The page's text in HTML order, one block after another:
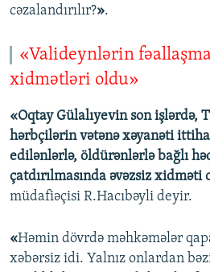
cəzalandırılır?».
«Valideynlərin
xidmətləri oldu»
«Oqtay Gülalıyevin son işlərdə,
hərbçilərin vətənə xəyanəti
edilənlərlə, öldürənlərlə bağlı
çatdırılmasında əvəzsiz xidməti
müdafiəçisi R.Hacıbəyli deyir.
«Həmin dövrdə məhkəmələr
xəbərsiz idi. Yalnız onlardan